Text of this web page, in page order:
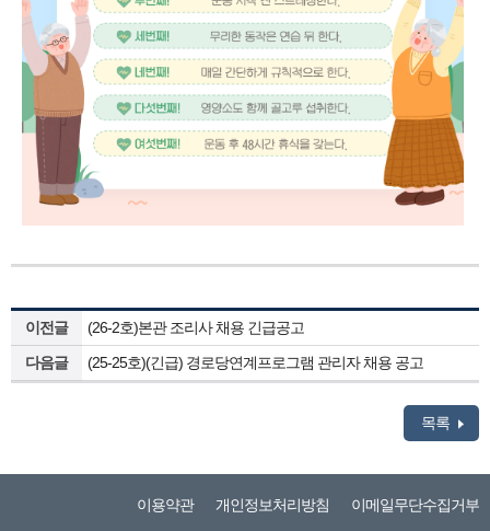
이전글
(26-2호)본관 조리사 채용 긴급공고
다음글
(25-25호)(긴급) 경로당연계프로그램 관리자 채용 공고
목록
이메일무단수집거부
개인정보처리방침
이용약관